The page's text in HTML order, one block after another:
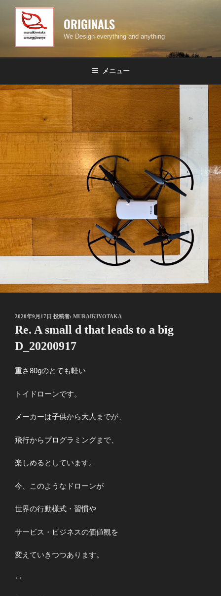
キ
ッ
プ
ORIGINALS
We Design everything and anything
メニュー
投
稿
日:
2020年9月17日 投稿者: MURAIKIYOTAKA
Re. A small d that leads to a big
D_20200917
重さ80gのとても軽い
トイドローンです。
メーカーは子供から大人までが、
飛行からプログラミングまで、
楽しめるとしています。
今、このようなドローンが
世界の行動様式・習慣や
サービス・ビジネスの価値観を
変えていきつつあります。
‥